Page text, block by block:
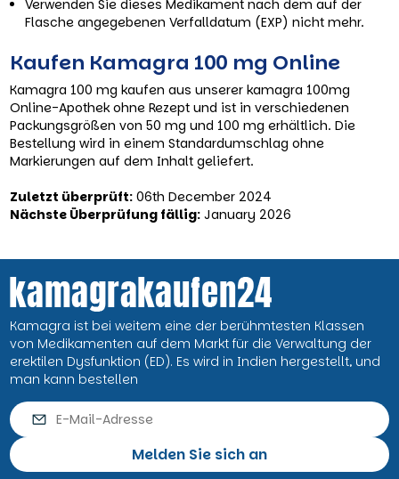
Verwenden Sie dieses Medikament nach dem auf der
Flasche angegebenen Verfalldatum (EXP) nicht mehr.
Kaufen Kamagra 100 mg Online
Kamagra 100 mg kaufen aus unserer kamagra 100mg
Online-Apothek ohne Rezept und ist in verschiedenen
Packungsgrößen von 50 mg und 100 mg erhältlich. Die
Bestellung wird in einem Standardumschlag ohne
Markierungen auf dem Inhalt geliefert.
Zuletzt überprüft: 06th December 2024
Nächste Überprüfung fällig: January 2026
Kamagra ist bei weitem eine der berühmtesten Klassen
von Medikamenten auf dem Markt für die Verwaltung der
erektilen Dysfunktion (ED). Es wird in Indien hergestellt, und
man kann bestellen
Melden Sie sich an